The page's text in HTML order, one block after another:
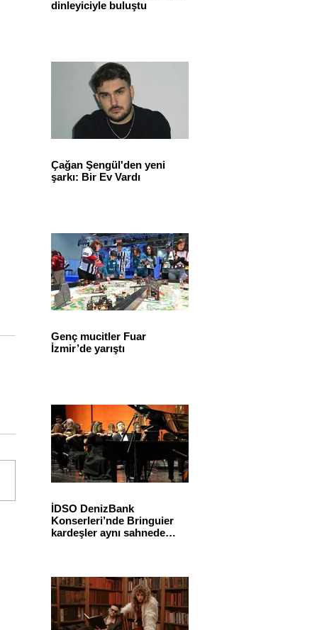
dinleyiciyle buluştu
Çağan Şengül'den yeni
şarkı: Bir Ev Vardı
Genç mucitler Fuar
İzmir’de yarıştı
İDSO DenizBank
Konserleri’nde Bringuier
kardeşler aynı sahnede